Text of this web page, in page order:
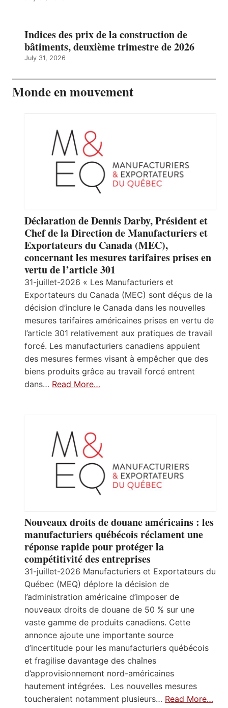
Indices des prix de la construction de
bâtiments, deuxième trimestre de 2026
July 31, 2026
Monde en mouvement
Déclaration de Dennis Darby, Président et
Chef de la Direction de Manufacturiers et
Exportateurs du Canada (MEC),
concernant les mesures tarifaires prises en
vertu de l’article 301
31-juillet-2026 « Les Manufacturiers et
Exportateurs du Canada (MEC) sont déçus de la
décision d’inclure le Canada dans les nouvelles
mesures tarifaires américaines prises en vertu de
l’article 301 relativement aux pratiques de travail
forcé. Les manufacturiers canadiens appuient
des mesures fermes visant à empêcher que des
biens produits grâce au travail forcé entrent
dans… Read More…
Nouveaux droits de douane américains : les
manufacturiers québécois réclament une
réponse rapide pour protéger la
compétitivité des entreprises
31-juillet-2026 Manufacturiers et Exportateurs du
Québec (MEQ) déplore la décision de
l’administration américaine d’imposer de
nouveaux droits de douane de 50 % sur une
vaste gamme de produits canadiens. Cette
annonce ajoute une importante source
d’incertitude pour les manufacturiers québécois
et fragilise davantage des chaînes
d’approvisionnement nord-américaines
hautement intégrées. Les nouvelles mesures
toucheraient notamment plusieurs… Read More…